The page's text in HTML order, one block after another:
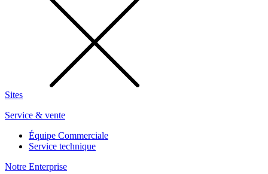
Sites
Service & vente
Équipe Commerciale
Service technique
Notre Enterprise